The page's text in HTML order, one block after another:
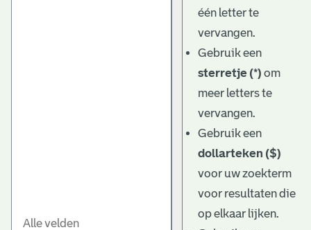
één letter te
vervangen.
Gebruik een
sterretje (*) om
meer letters te
vervangen.
Gebruik een
dollarteken ($)
voor uw zoekterm
voor resultaten die
op elkaar lijken.